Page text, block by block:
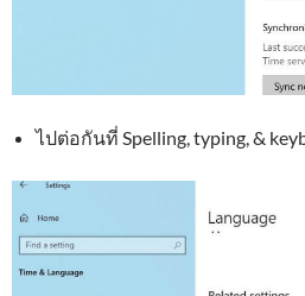
ไปต่อกันที่ Spelling, typing, &